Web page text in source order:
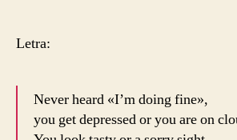
Letra:
Never heard «I’m doing fine»,
you get depressed or you are on